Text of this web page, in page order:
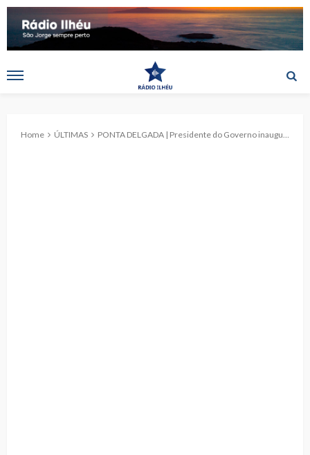
Home ÚLTIMAS PONTA DELGADA | Presidente do Governo inaugurou requalificação da lagoa artificial do Caldeirão Grande